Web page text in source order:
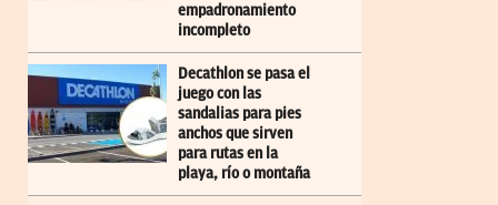
empadronamiento
incompleto
Decathlon se pasa el
juego con las
sandalias para pies
anchos que sirven
para rutas en la
playa, río o montaña